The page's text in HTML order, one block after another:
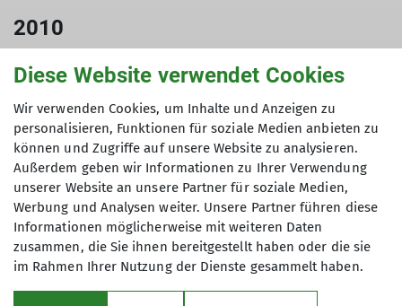
2010
01.12.2010
Diese Website verwendet Cookies
Wir verwenden Cookies, um Inhalte und Anzeigen zu
personalisieren, Funktionen für soziale Medien anbieten zu
können und Zugriffe auf unsere Website zu analysieren.
Außerdem geben wir Informationen zu Ihrer Verwendung
unserer Website an unsere Partner für soziale Medien,
Werbung und Analysen weiter. Unsere Partner führen diese
Informationen möglicherweise mit weiteren Daten
zusammen, die Sie ihnen bereitgestellt haben oder die sie
im Rahmen Ihrer Nutzung der Dienste gesammelt haben.